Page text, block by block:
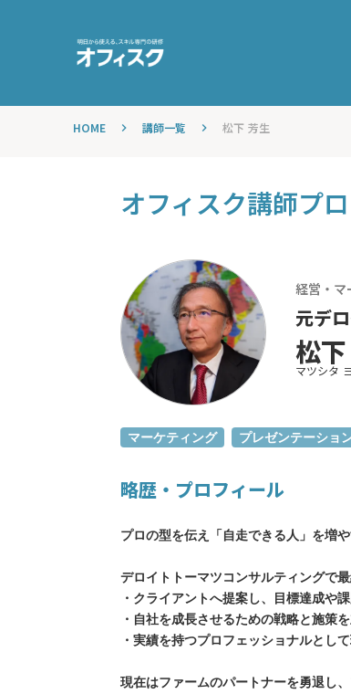
HOME keyboard_arrow_right 講師一覧 keyboard_arrow_right 松下 芳生
オフィスク講師プ
経営・マ
元デ
松
マツシタ
マーケティング プレゼンテーショ
略歴・プロフィール
プロの型を伝え「自走できる人」を増や
デロイトトーマツコンサルティングで
・クライアントへ提案し、目標達成や
・自社を成長させるための戦略と施策
・実績を持つプロフェッショナルとし
現在はファームのパートナーを勇退し